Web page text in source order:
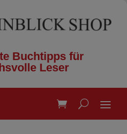
Buchtipps für
Leser